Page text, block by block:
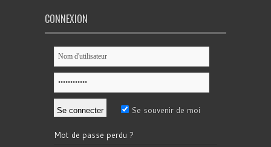
CONNEXION
Se souvenir de moi
Mot de passe perdu ?